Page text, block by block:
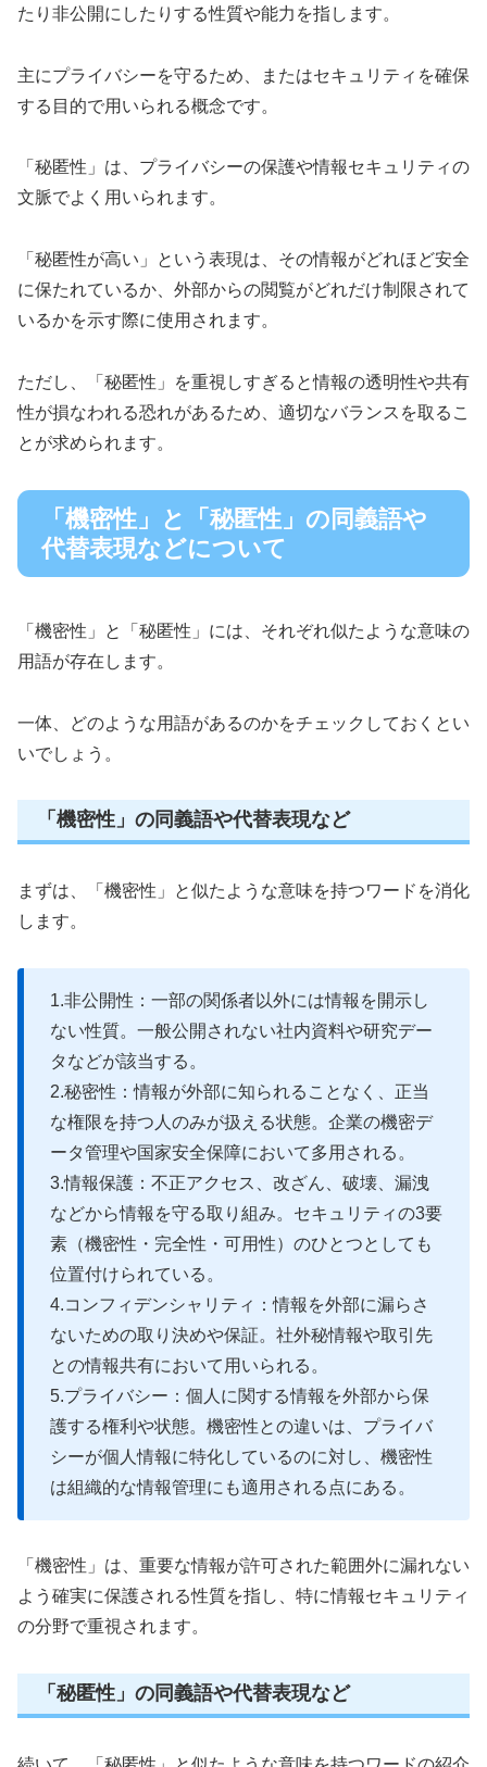
たり非公開にしたりする性質や能力を指します。
主にプライバシーを守るため、またはセキュリティを確保
する目的で用いられる概念です。
「秘匿性」は、プライバシーの保護や情報セキュリティの
文脈でよく用いられます。
「秘匿性が高い」という表現は、その情報がどれほど安全
に保たれているか、外部からの閲覧がどれだけ制限されて
いるかを示す際に使用されます。
ただし、「秘匿性」を重視しすぎると情報の透明性や共有
性が損なわれる恐れがあるため、適切なバランスを取るこ
とが求められます。
「機密性」と「秘匿性」の同義語や
代替表現などについて
「機密性」と「秘匿性」には、それぞれ似たような意味の
用語が存在します。
一体、どのような用語があるのかをチェックしておくとい
いでしょう。
「機密性」の同義語や代替表現など
まずは、「機密性」と似たような意味を持つワードを消化
します。
1.非公開性：一部の関係者以外には情報を開示し
ない性質。一般公開されない社内資料や研究デー
タなどが該当する。
2.秘密性：情報が外部に知られることなく、正当
な権限を持つ人のみが扱える状態。企業の機密デ
ータ管理や国家安全保障において多用される。
3.情報保護：不正アクセス、改ざん、破壊、漏洩
などから情報を守る取り組み。セキュリティの3要
素（機密性・完全性・可用性）のひとつとしても
位置付けられている。
4.コンフィデンシャリティ：情報を外部に漏らさ
ないための取り決めや保証。社外秘情報や取引先
との情報共有において用いられる。
5.プライバシー：個人に関する情報を外部から保
護する権利や状態。機密性との違いは、プライバ
シーが個人情報に特化しているのに対し、機密性
は組織的な情報管理にも適用される点にある。
「機密性」は、重要な情報が許可された範囲外に漏れない
よう確実に保護される性質を指し、特に情報セキュリティ
の分野で重視されます。
「秘匿性」の同義語や代替表現など